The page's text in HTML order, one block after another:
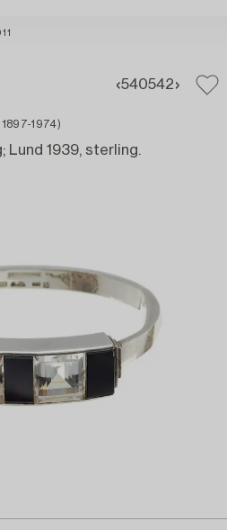
540542
1974)
Lund 1939, sterling.